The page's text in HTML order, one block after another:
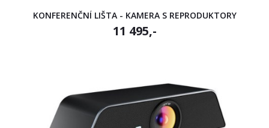
KONFERENČNÍ LIŠTA - KAMERA S REPRODUKTORY
11 495,-